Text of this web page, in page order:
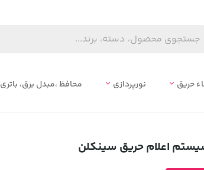
حریق نورپردازی محافظ ،مبدل برق، باتري
اعلام حریق سینکلن